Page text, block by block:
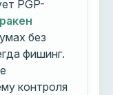
PGP-
без
фишинг.
контроля